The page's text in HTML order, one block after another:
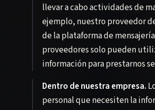
llevar a cabo actividades de
ejemplo, nuestro proveedor
de la plataforma de
proveedores solo pueden
información para prestarnos
Dentro de nuestra empresa.
personal que necesiten la